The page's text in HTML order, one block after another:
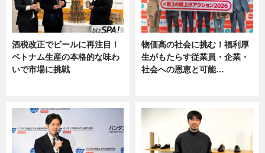
酒税改正でビールに再注目！
ベトナム生産の本格的な味わ
いで市場に挑戦
物価高の社会に挑む！福利厚
生がもたらす従業員・企業・
社会への恩恵と可能…